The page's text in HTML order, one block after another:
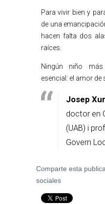
Para vivir bien y
de una
hacen falta dos
raíces.
Ningún niño
esencial: el amor de
Josep
doctor en
(UAB) i
Govern
Comparte esta
sociales